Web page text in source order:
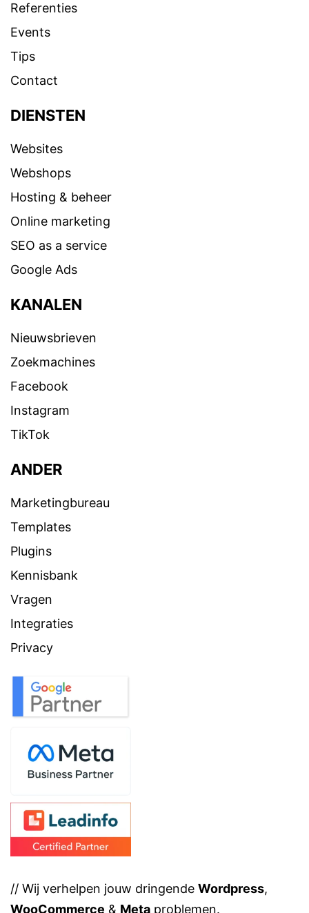
Referenties
Events
Tips
Contact
DIENSTEN
Websites
Webshops
Hosting & beheer
Online marketing
SEO as a service
Google Ads
KANALEN
Nieuwsbrieven
Zoekmachines
Facebook
Instagram
TikTok
ANDER
Marketingbureau
Templates
Plugins
Kennisbank
Vragen
Integraties
Privacy
// Wij verhelpen jouw dringende Wordpress,
WooCommerce & Meta problemen.